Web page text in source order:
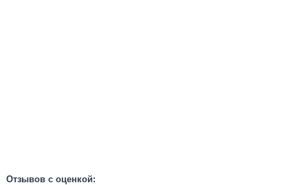
Отзывов с оценкой: